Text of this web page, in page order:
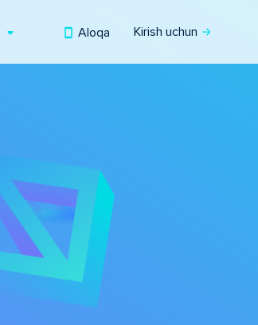
Aloqa Kirish uchun